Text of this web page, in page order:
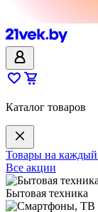
Каталог товаров
Товары на каждый
Все акции
Бытовая техника